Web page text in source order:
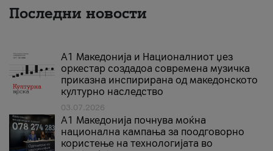
Последни новости
А1 Македонија и Националниот џез
оркестар создадоа современа музичка
приказна инспирирана од македонското
културно наследство
03.07.2026
A1 Македонија почнува моќна
национална кампања за поодговорно
користење на технологијата во